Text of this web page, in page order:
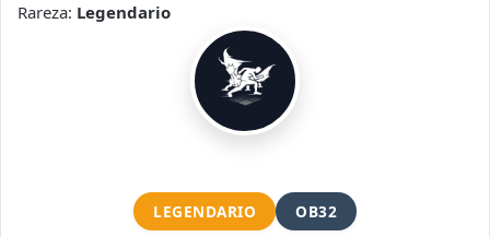
Rareza: Legendario
LEGENDARIO OB32